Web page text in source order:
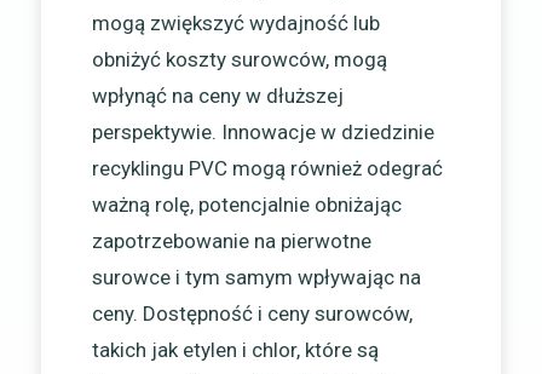
mogą zwiększyć wydajność lub
obniżyć koszty surowców, mogą
wpłynąć na ceny w dłuższej
perspektywie. Innowacje w dziedzinie
recyklingu PVC mogą również odegrać
ważną rolę, potencjalnie obniżając
zapotrzebowanie na pierwotne
surowce i tym samym wpływając na
ceny. Dostępność i ceny surowców,
takich jak etylen i chlor, które są